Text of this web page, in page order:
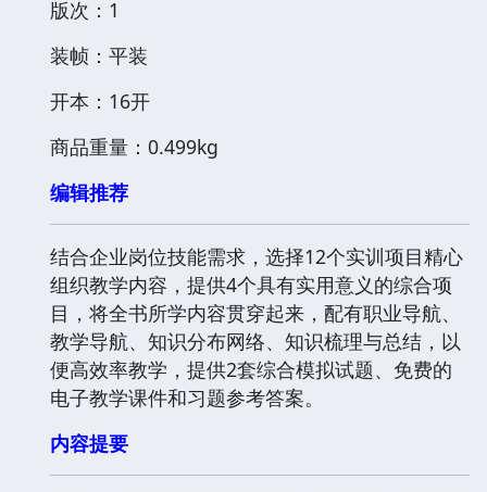
版次：1
装帧：平装
开本：16开
商品重量：0.499kg
编辑推荐
结合企业岗位技能需求，选择12个实训项目精心
组织教学内容，提供4个具有实用意义的综合项
目，将全书所学内容贯穿起来，配有职业导航、
教学导航、知识分布网络、知识梳理与总结，以
便高效率教学，提供2套综合模拟试题、免费的
电子教学课件和习题参考答案。
内容提要